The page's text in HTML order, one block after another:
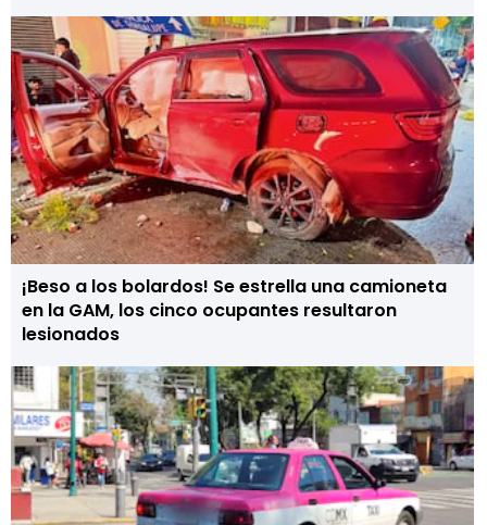
¡Beso a los bolardos! Se estrella una camioneta
en la GAM, los cinco ocupantes resultaron
lesionados